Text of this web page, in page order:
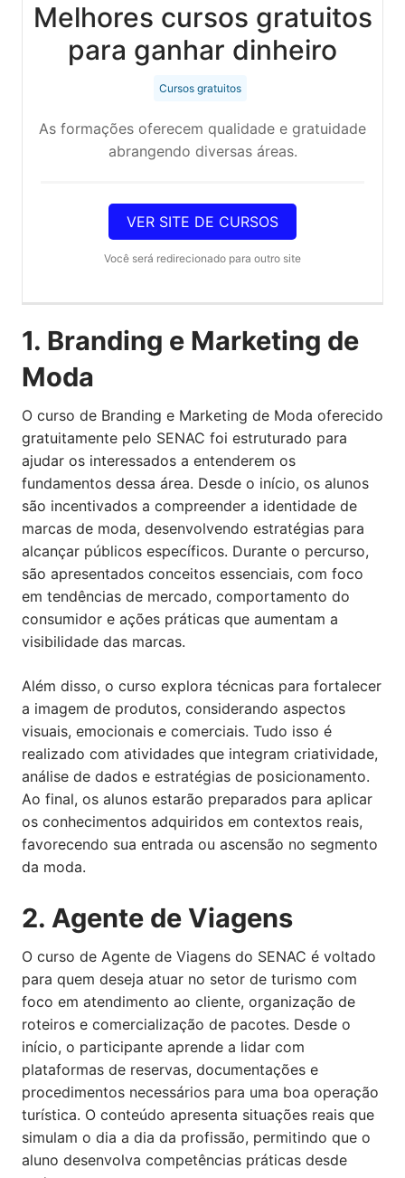
Melhores cursos gratuitos
para ganhar dinheiro
Cursos gratuitos
As formações oferecem qualidade e gratuidade
abrangendo diversas áreas.
VER SITE DE CURSOS
Você será redirecionado para outro site
1. Branding e Marketing de
Moda
O curso de Branding e Marketing de Moda oferecido
gratuitamente pelo SENAC foi estruturado para
ajudar os interessados a entenderem os
fundamentos dessa área. Desde o início, os alunos
são incentivados a compreender a identidade de
marcas de moda, desenvolvendo estratégias para
alcançar públicos específicos. Durante o percurso,
são apresentados conceitos essenciais, com foco
em tendências de mercado, comportamento do
consumidor e ações práticas que aumentam a
visibilidade das marcas.
Além disso, o curso explora técnicas para fortalecer
a imagem de produtos, considerando aspectos
visuais, emocionais e comerciais. Tudo isso é
realizado com atividades que integram criatividade,
análise de dados e estratégias de posicionamento.
Ao final, os alunos estarão preparados para aplicar
os conhecimentos adquiridos em contextos reais,
favorecendo sua entrada ou ascensão no segmento
da moda.
2. Agente de Viagens
O curso de Agente de Viagens do SENAC é voltado
para quem deseja atuar no setor de turismo com
foco em atendimento ao cliente, organização de
roteiros e comercialização de pacotes. Desde o
início, o participante aprende a lidar com
plataformas de reservas, documentações e
procedimentos necessários para uma boa operação
turística. O conteúdo apresenta situações reais que
simulam o dia a dia da profissão, permitindo que o
aluno desenvolva competências práticas desde